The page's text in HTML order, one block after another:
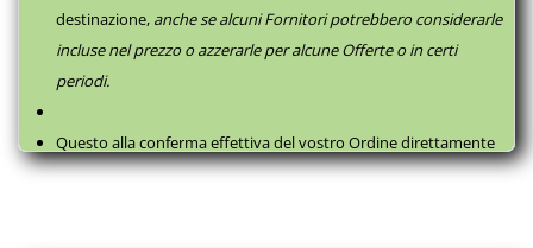
destinazione, anche se alcuni Fornitori potrebbero considerarle
incluse nel prezzo o azzerarle per alcune Offerte o in certi
periodi.
Questo alla conferma effettiva del vostro Ordine direttamente
con il fornitore, successivamente a questaPrenotazione, come